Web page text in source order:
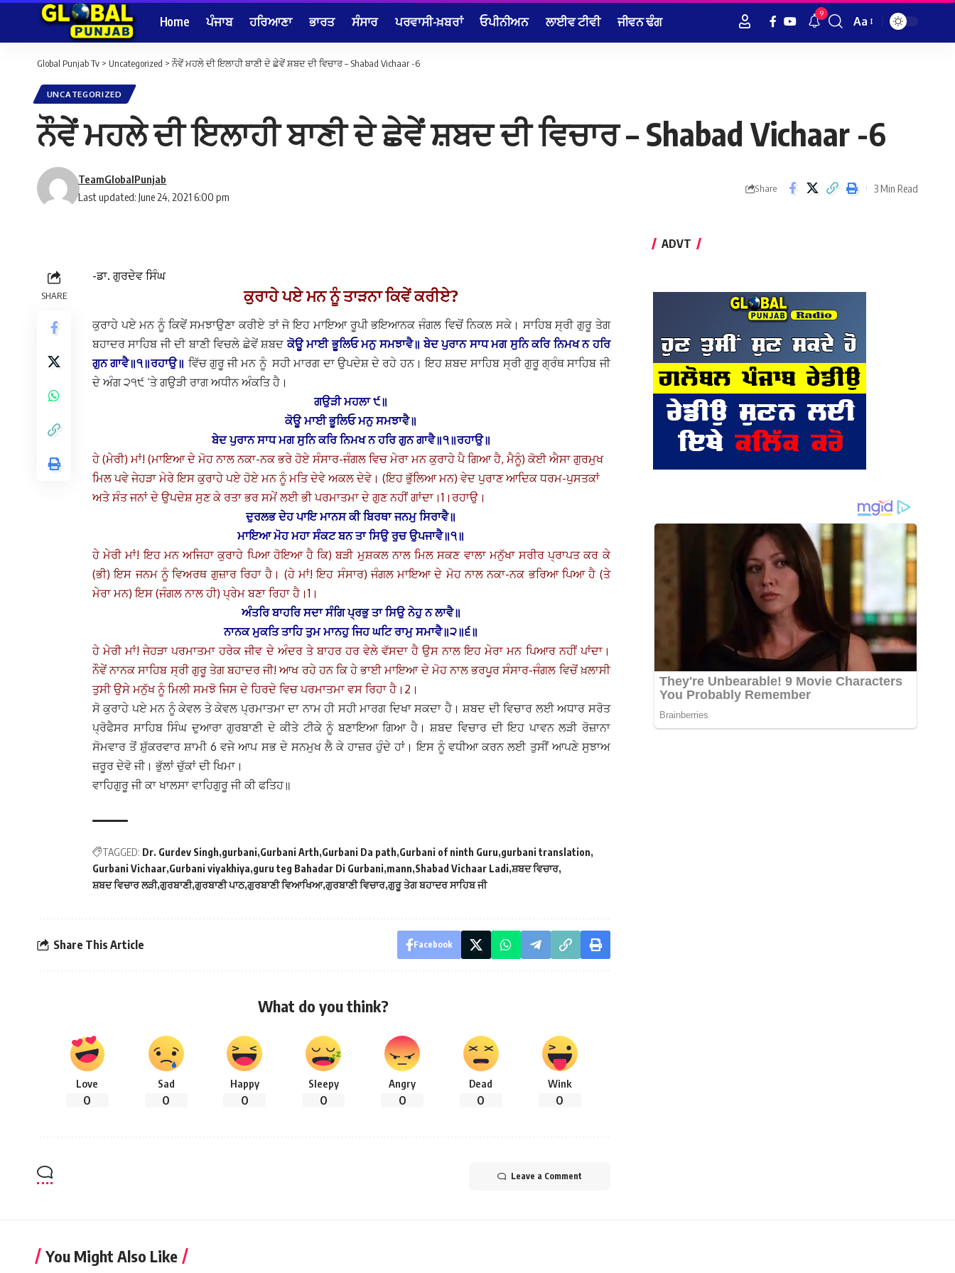
Home ਪੰਜਾਬ ਹਰਿਆਣਾ ਭਾਰਤ ਸੰਸਾਰ ਪਰਵਾਸੀ-ਖ਼ਬਰਾਂ ਓਪੀਨੀਅਨ ਲਾਈਵ ਟੀਵੀ ਜੀਵਨ ਢੰਗ 9
Font
Aa
Global Punjab Tv > Uncategorized > ਨੌਵੇਂ ਮਹਲੇ ਦੀ ਇਲਾਹੀ ਬਾਣੀ ਦੇ ਛੇਵੇਂ ਸ਼ਬਦ ਦੀ ਵਿਚਾਰ – Shabad Vichaar -6
UNCATEGORIZED
ਨੌਵੇਂ ਮਹਲੇ ਦੀ ਇਲਾਹੀ ਬਾਣੀ ਦੇ ਛੇਵੇਂ ਸ਼ਬਦ ਦੀ ਵਿਚਾਰ – Shabad Vichaar -6
Last updated: June 24, 2021 6:00 pm
TeamGlobalPunjab
Share 3 Min Read
SHARE
-ਡਾ. ਗੁਰਦੇਵ ਸਿੰਘ
ਕੁਰਾਹੇ ਪਏ ਮਨ ਨੂੰ ਤਾੜਨਾ ਕਿਵੇਂ ਕਰੀਏ?
ਕੁਰਾਹੇ ਪਏ ਮਨ ਨੂੰ ਕਿਵੇਂ ਸਮਝਾਉਣਾ ਕਰੀਏ ਤਾਂ ਜੋ ਇਹ ਮਾਇਆ ਰੂਪੀ ਭਇਆਨਕ ਜੰਗਲ ਵਿਚੋਂ ਨਿਕਲ ਸਕੇ। ਸਾਹਿਬ ਸ੍ਰੀ ਗੁਰੂ ਤੇਗ
ਬਹਾਦਰ ਸਾਹਿਬ ਜੀ ਦੀ ਬਾਣੀ ਵਿਚਲੇ ਛੇਵੇਂ ਸ਼ਬਦਕੋਊ ਮਾਈ ਭੂਲਿਓ ਮਨੁ ਸਮਝਾਵੈ॥ ਬੇਦ ਪੁਰਾਨ ਸਾਧ ਮਗ ਸੁਨਿ ਕਰਿ ਨਿਮਖ ਨ ਹਰਿ
ਗੁਨ ਗਾਵੈ॥੧॥ਰਹਾਉ॥ ਵਿੱਚ ਗੁਰੂ ਜੀ ਮਨ ਨੂੰ ਸਹੀ ਮਾਰਗ ਦਾ ਉਪਦੇਸ਼ ਦੇ ਰਹੇ ਹਨ। ਇਹ ਸ਼ਬਦ ਸਾਹਿਬ ਸ੍ਰੀ ਗੁਰੂ ਗ੍ਰੰਥ ਸਾਹਿਬ ਜੀ
ਦੇ ਅੰਗ ੨੧੯ ‘ਤੇ ਗਉੜੀ ਰਾਗ ਅਧੀਨ ਅੰਕਤਿ ਹੈ।
ਗਉੜੀ ਮਹਲਾ ੯॥
ਕੋਊ ਮਾਈ ਭੂਲਿਓ ਮਨੁ ਸਮਝਾਵੈ॥
ਬੇਦ ਪੁਰਾਨ ਸਾਧ ਮਗ ਸੁਨਿ ਕਰਿ ਨਿਮਖ ਨ ਹਰਿ ਗੁਨ ਗਾਵੈ॥੧॥ਰਹਾਉ॥
ਹੇ (ਮੇਰੀ) ਮਾਂ! (ਮਾਇਆ ਦੇ ਮੋਹ ਨਾਲ ਨਕਾ-ਨਕ ਭਰੇ ਹੋਏ ਸੰਸਾਰ-ਜੰਗਲ ਵਿਚ ਮੇਰਾ ਮਨ ਕੁਰਾਹੇ ਪੈ ਗਿਆ ਹੈ, ਮੈਨੂੰ) ਕੋਈ ਐਸਾ ਗੁਰਮੁਖ
ਮਿਲ ਪਵੇ ਜੇਹੜਾ ਮੇਰੇ ਇਸ ਕੁਰਾਹੇ ਪਏ ਹੋਏ ਮਨ ਨੂੰ ਮਤਿ ਦੇਵੇ ਅਕਲ ਦੇਵੇ। (ਇਹ ਭੁੱਲਿਆ ਮਨ) ਵੇਦ ਪੁਰਾਣ ਆਦਿਕ ਧਰਮ-ਪੁਸਤਕਾਂ
ਅਤੇ ਸੰਤ ਜਨਾਂ ਦੇ ਉਪਦੇਸ਼ ਸੁਣ ਕੇ ਰਤਾ ਭਰ ਸਮੇਂ ਲਈ ਭੀ ਪਰਮਾਤਮਾ ਦੇ ਗੁਣ ਨਹੀਂ ਗਾਂਦਾ।1।ਰਹਾਉ।
ਦੁਰਲਭ ਦੇਹ ਪਾਇ ਮਾਨਸ ਕੀ ਬਿਰਥਾ ਜਨਮੁ ਸਿਰਾਵੈ॥
ਮਾਇਆ ਮੋਹ ਮਹਾ ਸੰਕਟ ਬਨ ਤਾ ਸਿਉ ਰੁਚ ਉਪਜਾਵੈ॥੧॥
ਹੇ ਮੇਰੀ ਮਾਂ! ਇਹ ਮਨ ਅਜਿਹਾ ਕੁਰਾਹੇ ਪਿਆ ਹੋਇਆ ਹੈ ਕਿ) ਬੜੀ ਮੁਸ਼ਕਲ ਨਾਲ ਮਿਲ ਸਕਣ ਵਾਲਾ ਮਨੁੱਖਾ ਸਰੀਰ ਪ੍ਰਾਪਤ ਕਰ ਕੇ
(ਭੀ) ਇਸ ਜਨਮ ਨੂੰ ਵਿਅਰਥ ਗੁਜ਼ਾਰ ਰਿਹਾ ਹੈ। (ਹੇ ਮਾਂ! ਇਹ ਸੰਸਾਰ) ਜੰਗਲ ਮਾਇਆ ਦੇ ਮੋਹ ਨਾਲ ਨਕਾ-ਨਕ ਭਰਿਆ ਪਿਆ ਹੈ (ਤੇ
ਮੇਰਾ ਮਨ) ਇਸ (ਜੰਗਲ ਨਾਲ ਹੀ) ਪ੍ਰੇਮ ਬਣਾ ਰਿਹਾ ਹੈ।1।
ਅੰਤਰਿ ਬਾਹਰਿ ਸਦਾ ਸੰਗਿ ਪ੍ਰਭੁ ਤਾ ਸਿਉ ਨੇਹੁ ਨ ਲਾਵੈ॥
ਨਾਨਕ ਮੁਕਤਿ ਤਾਹਿ ਤੁਮ ਮਾਨਹੁ ਜਿਹ ਘਟਿ ਰਾਮੁ ਸਮਾਵੈ॥੨॥੬॥
ਹੇ ਮੇਰੀ ਮਾਂ! ਜੇਹੜਾ ਪਰਮਾਤਮਾ ਹਰੇਕ ਜੀਵ ਦੇ ਅੰਦਰ ਤੇ ਬਾਹਰ ਹਰ ਵੇਲੇ ਵੱਸਦਾ ਹੈ ਉਸ ਨਾਲ ਇਹ ਮੇਰਾ ਮਨ ਪਿਆਰ ਨਹੀਂ ਪਾਂਦਾ।
ਨੌਵੇਂ ਨਾਨਕ ਸਾਹਿਬ ਸ੍ਰੀ ਗੁਰੂ ਤੇਗ ਬਹਾਦਰ ਜੀ! ਆਖ ਰਹੇ ਹਨ ਕਿ ਹੇ ਭਾਈ ਮਾਇਆ ਦੇ ਮੋਹ ਨਾਲ ਭਰਪੂਰ ਸੰਸਾਰ-ਜੰਗਲ ਵਿਚੋਂ ਖ਼ਲਾਸੀ
ਤੁਸੀ ਉਸੇ ਮਨੁੱਖ ਨੂੰ ਮਿਲੀ ਸਮਝੋ ਜਿਸ ਦੇ ਹਿਰਦੇ ਵਿਚ ਪਰਮਾਤਮਾ ਵਸ ਰਿਹਾ ਹੈ।2।
ਸੋ ਕੁਰਾਹੇ ਪਏ ਮਨ ਨੂੰ ਕੇਵਲ ਤੇ ਕੇਵਲ ਪ੍ਰਮਾਤਮਾ ਦਾ ਨਾਮ ਹੀ ਸਹੀ ਮਾਰਗ ਦਿਖਾ ਸਕਦਾ ਹੈ। ਸ਼ਬਦ ਦੀ ਵਿਚਾਰ ਲਈ ਅਧਾਰ ਸਰੋਤ
ਪ੍ਰੋਫੈਸਰ ਸਾਹਿਬ ਸਿੰਘ ਦੁਆਰਾ ਗੁਰਬਾਣੀ ਦੇ ਕੀਤੇ ਟੀਕੇ ਨੂੰ ਬਣਾਇਆ ਗਿਆ ਹੈ। ਸ਼ਬਦ ਵਿਚਾਰ ਦੀ ਇਹ ਪਾਵਨ ਲੜੀ ਰੋਜ਼ਾਨਾ
ਸੋਮਵਾਰ ਤੋਂ ਸ਼ੁੱਕਰਵਾਰ ਸ਼ਾਮੀ 6 ਵਜੇ ਆਪ ਸਭ ਦੇ ਸਨਮੁਖ ਲੈ ਕੇ ਹਾਜ਼ਰ ਹੁੰਦੇ ਹਾਂ। ਇਸ ਨੂੰ ਵਧੀਆ ਕਰਨ ਲਈ ਤੁਸੀਂ ਆਪਣੇ ਸੁਝਾਅ
ਜ਼ਰੂਰ ਦੇਵੋ ਜੀ। ਭੁੱਲਾਂ ਚੁੱਕਾਂ ਦੀ ਖਿਮਾ।
ਵਾਹਿਗੁਰੂ ਜੀ ਕਾ ਖਾਲਸਾ ਵਾਹਿਗੁਰੂ ਜੀ ਕੀ ਫਤਿਹ॥
TAGGED: Dr. Gurdev Singh gurbani Gurbani Arth Gurbani Da path Gurbani of ninth Guru gurbani translation
Gurbani Vichaar Gurbani viyakhiya guru teg Bahadar Di Gurbani mann Shabad Vichaar Ladi ਸ਼ਬਦ ਵਿਚਾਰ
ਸ਼ਬਦ ਵਿਚਾਰ ਲੜੀ ਗੁਰਬਾਣੀ ਗੁਰਬਾਣੀ ਪਾਠ ਗੁਰਬਾਣੀ ਵਿਆਖਿਆ ਗੁਰਬਾਣੀ ਵਿਚਾਰ ਗੁਰੂ ਤੇਗ ਬਹਾਦਰ ਸਾਹਿਬ ਜੀ
Share This Article Facebook
What do you think?
Love
0
Sad
0
Happy
0
Sleepy
0
Angry
0
Dead
0
Wink
0
Leave a Comment
ADVT
You Might Also Like